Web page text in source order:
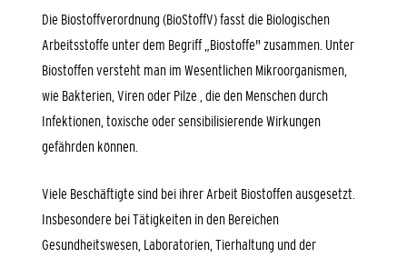
Die Biostoffverordnung (BioStoffV) fasst die Biologischen
Arbeitsstoffe unter dem Begriff „Biostoffe" zusammen. Unter
Biostoffen versteht man im Wesentlichen Mikroorganismen,
wie Bakterien, Viren oder Pilze , die den Menschen durch
Infektionen, toxische oder sensibilisierende Wirkungen
gefährden können.
Viele Beschäftigte sind bei ihrer Arbeit Biostoffen ausgesetzt.
Insbesondere bei Tätigkeiten in den Bereichen
Gesundheitswesen, Laboratorien, Tierhaltung und der